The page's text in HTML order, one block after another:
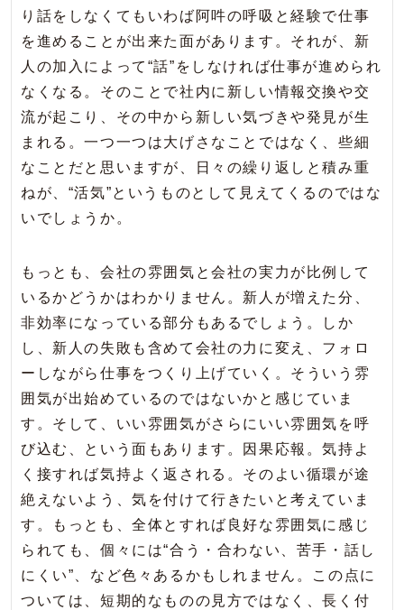
り話をしなくてもいわば阿吽の呼吸と経験で仕事
を進めることが出来た面があります。それが、新
人の加入によって“話”をしなければ仕事が進められ
なくなる。そのことで社内に新しい情報交換や交
流が起こり、その中から新しい気づきや発見が生
まれる。一つ一つは大げさなことではなく、些細
なことだと思いますが、日々の繰り返しと積み重
ねが、“活気”というものとして見えてくるのではな
いでしょうか。
もっとも、会社の雰囲気と会社の実力が比例して
いるかどうかはわかりません。新人が増えた分、
非効率になっている部分もあるでしょう。しか
し、新人の失敗も含めて会社の力に変え、フォロ
ーしながら仕事をつくり上げていく。そういう雰
囲気が出始めているのではないかと感じていま
す。そして、いい雰囲気がさらにいい雰囲気を呼
び込む、という面もあります。因果応報。気持よ
く接すれば気持よく返される。そのよい循環が途
絶えないよう、気を付けて行きたいと考えていま
す。もっとも、全体とすれば良好な雰囲気に感じ
られても、個々には“合う・合わない、苦手・話し
にくい”、など色々あるかもしれません。この点に
ついては、短期的なものの見方ではなく、長く付